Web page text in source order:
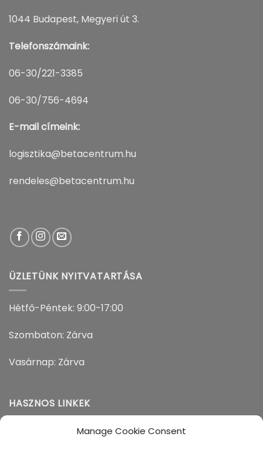
Manage Cookie Consent
1044 Budapest, Megyeri út 3.
Telefonszámaink:
06-30/221-3385
06-30/756-4694
E-mail címeink:
logisztika@betacentrum.hu
rendeles@betacentrum.hu
ÜZLETÜNK NYITVATARTÁSA
Hétfő-Péntek: 9:00-17:00
Szombaton: Zárva
Vasárnap: Zárva
HASZNOS LINKEK